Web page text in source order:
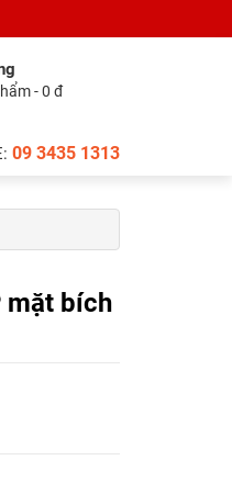
- 0 đ
09 3435 1313
mặt bích